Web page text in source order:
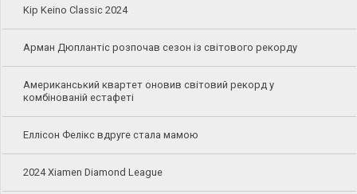
Kip Keino Classic 2024
Арман Дюплантіс розпочав сезон із світового рекорду
Американський квартет оновив світовий рекорд у
комбінованій естафеті
Еллісон Фелікс вдруге стала мамою
2024 Xiamen Diamond League